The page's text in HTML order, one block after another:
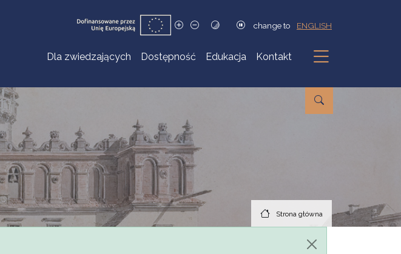
change to ENGLISH
Dla zwiedzających Dostępność Edukacja Kontakt
Podmenu
Strona główna